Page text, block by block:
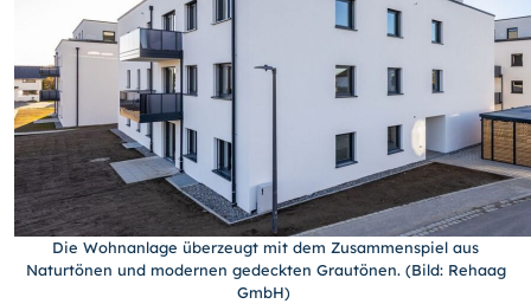
Die Wohnanlage überzeugt mit dem Zusammenspiel aus
Naturtönen und modernen gedeckten Grautönen. (Bild: Rehaag
GmbH)